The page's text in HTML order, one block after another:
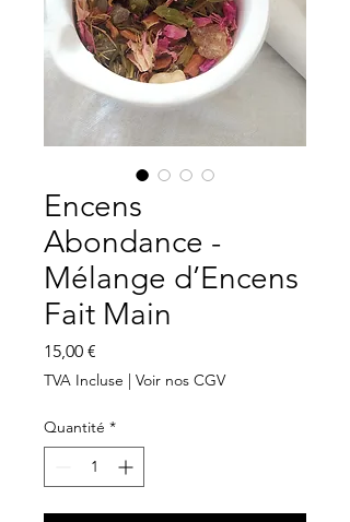
Encens
Abondance -
Mélange d’Encens
Fait Main
15,00 €
TVA Incluse | Voir nos CGV
Quantité *